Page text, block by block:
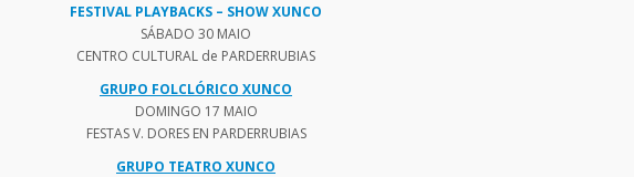
FESTIVAL PLAYBACKS – SHOW XUNCO
SÁBADO 30 MAIO
CENTRO CULTURAL de PARDERRUBIAS
GRUPO FOLCLÓRICO XUNCO
DOMINGO 17 MAIO
FESTAS V. DORES EN PARDERRUBIAS
GRUPO TEATRO XUNCO